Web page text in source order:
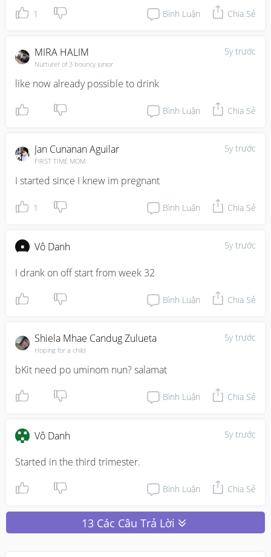
1 Bình Luận Chia Sẻ
5y trước
MIRA HALIM
Nurturer of 3 bouncy junior
like now already possible to drink
Bình Luận Chia Sẻ
5y trước
Jan Cunanan Aguilar
FIRST TIME MOM
I started since I knew im pregnant
1 Bình Luận Chia Sẻ
5y trước
Vô Danh
I drank on off start from week 32
Bình Luận Chia Sẻ
5y trước
Shiela Mhae Candug Zulueta
Hoping for a child
bKit need po uminom nun? salamat
Bình Luận Chia Sẻ
5y trước
Vô Danh
Started in the third trimester.
Bình Luận Chia Sẻ
13 Các Câu Trả Lời